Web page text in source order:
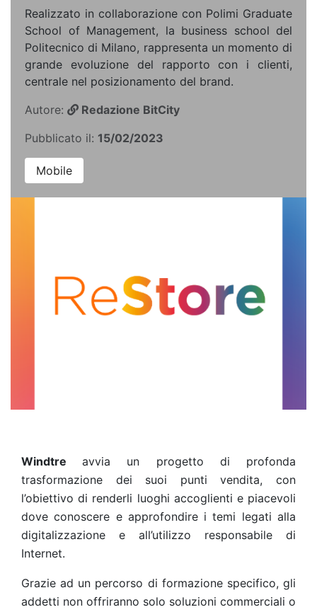
Realizzato in collaborazione con Polimi Graduate
School of Management, la business school del
Politecnico di Milano, rappresenta un momento di
grande evoluzione del rapporto con i clienti,
centrale nel posizionamento del brand.
Autore:
Redazione BitCity
Pubblicato il: 15/02/2023
Mobile
Windtreavvia un progetto di profonda
trasformazione dei suoi punti vendita, con
l’obiettivo di renderli luoghi accoglienti e piacevoli
dove conoscere e approfondire i temi legati alla
digitalizzazione e all’utilizzo responsabile di
Internet.
Grazie ad un percorso di formazione specifico, gli
addetti non offriranno solo soluzioni commerciali o